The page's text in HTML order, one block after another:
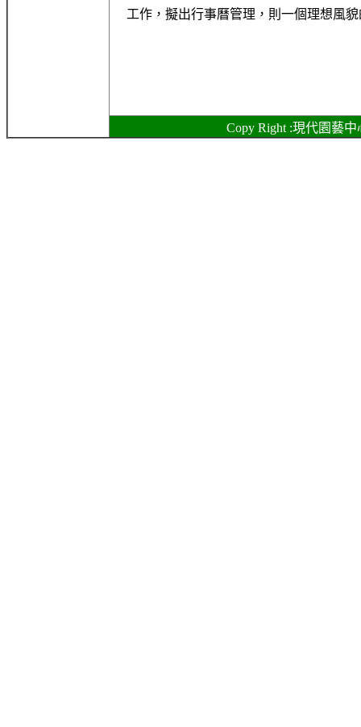
工作，擬出行事曆管理，則一個理想風
Copy Right :現代園藝中